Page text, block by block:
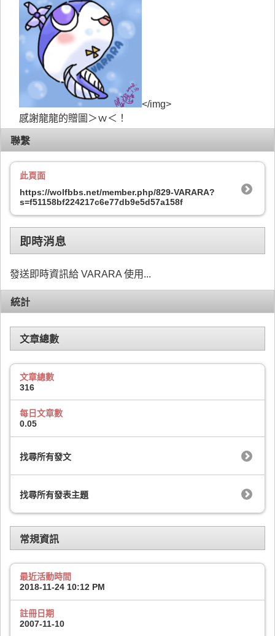
</img>
感謝龍龍的贈圖＞ｗ＜！
聯繫
此頁面
https://wolfbbs.net/member.php/829-VARARA?
s=f51158bf224217c6e77db9e5d57a158f
即時消息
發送即時資訊給 VARARA 使用...
統計
文章總數
文章總數
316
每日文章數
0.05
找尋所有發文
找尋所有發表主題
常規資訊
最近活動時間
2018-11-24 10:12 PM
註冊日期
2007-11-10